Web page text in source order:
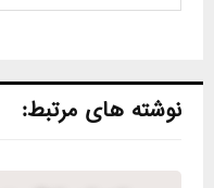
نوشته های مرتبط: